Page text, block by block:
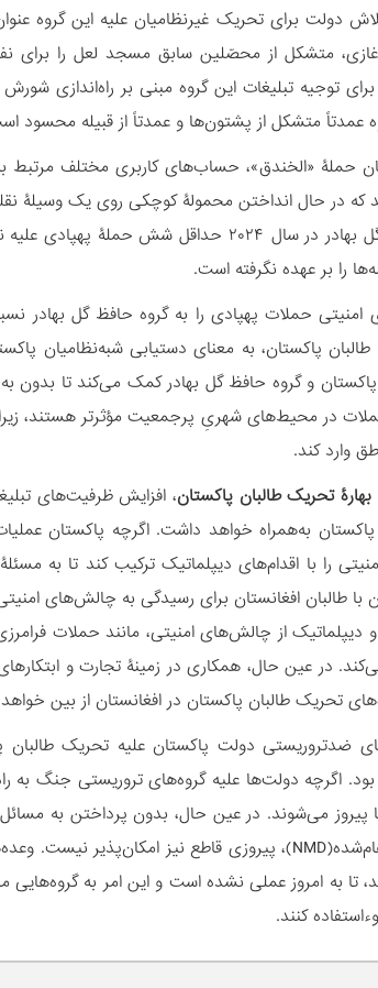
دولت برای تحریک غیرنظامیان علیه این گروه
متشکل از محصّلین سابق مسجد لعل را برای
توجیه تبلیغات این گروه مبنی بر راه‌اندازی
عمدتاً متشکل از پشتون‌ها و عمدتاً از قبیله محسود
حملۀ «الخندق»، حساب‌های کاربری مختلف مرتبط
که در حال انداختن محمولۀ کوچکی روی یک وسیلۀ
حافظ گل بهادر در سال ۲۰۲۴ حداقل شش
را بر عهده نگرفته است.
امنیتی حملات پهپادی را به گروه حافظ گل بهادر
پاکستان، به معنای دستیابی شبه‌نظامیان
پاکستان و گروه حافظ گل بهادر کمک می‌کند تا بدون
در محیط‌های شهریِ پرجمعیت مؤثرتر هستند،
وارد کند.
تحریک طالبان پاکستان، افزایش ظرفیت‌های
به‌همراه خواهد داشت. اگرچه پاکستان
را با اقدام‌های دیپلماتیک ترکیب کند تا به
با طالبان افغانستان برای رسیدگی به چالش‌های
دیپلماتیک از چالش‌های امنیتی، مانند حملات
در عین حال، همکاری در زمینۀ تجارت و
تحریک طالبان پاکستان در افغانستان از بین
ضدتروریستی دولت پاکستان علیه تحریک
اگرچه دولت‌ها علیه گروه‌های تروریستی جنگ به
می‌شوند. در عین حال، بدون پرداختن به
تا به امروز عملی نشده است و این امر به
کنند.